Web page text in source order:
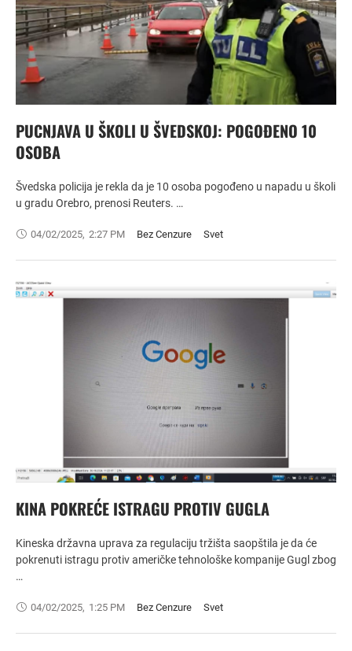
PUCNJAVA U ŠKOLI U ŠVEDSKOJ: POGOĐENO 10
OSOBA
Švedska policija je rekla da je 10 osoba pogođeno u napadu u školi
u gradu Orebro, prenosi Reuters. …
04/02/2025, 2:27 PM Bez Cenzure Svet
KINA POKREĆE ISTRAGU PROTIV GUGLA
Kineska državna uprava za regulaciju tržišta saopštila je da će
pokrenuti istragu protiv američke tehnološke kompanije Gugl zbog
…
04/02/2025, 1:25 PM Bez Cenzure Svet